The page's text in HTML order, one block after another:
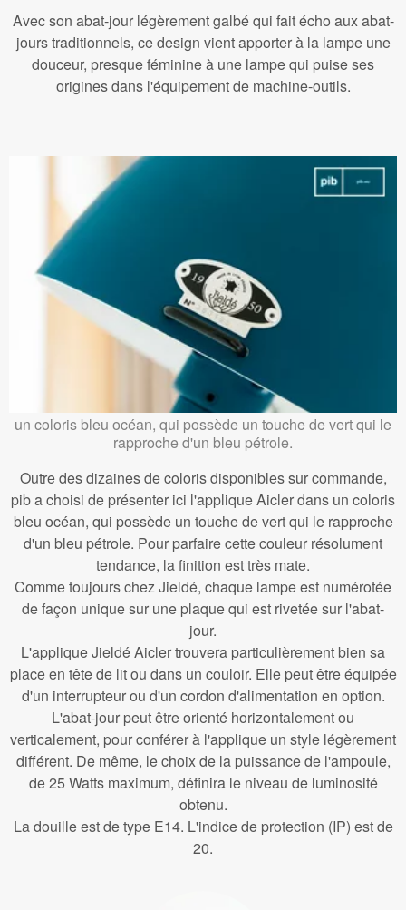
Avec son abat-jour légèrement galbé qui fait écho aux abat-
jours traditionnels, ce design vient apporter à la lampe une
douceur, presque féminine à une lampe qui puise ses
origines dans l'équipement de machine-outils.
un coloris bleu océan, qui possède un touche de vert qui le
rapproche d'un bleu pétrole.
Outre des dizaines de coloris disponibles sur commande,
pib a choisi de présenter ici l'applique Aicler dans un coloris
bleu océan, qui possède un touche de vert qui le rapproche
d'un bleu pétrole. Pour parfaire cette couleur résolument
tendance, la finition est très mate.
Comme toujours chez Jieldé, chaque lampe est numérotée
de façon unique sur une plaque qui est rivetée sur l'abat-
jour.
L'applique Jieldé Aicler trouvera particulièrement bien sa
place en tête de lit ou dans un couloir. Elle peut être équipée
d'un interrupteur ou d'un cordon d'alimentation en option.
L'abat-jour peut être orienté horizontalement ou
verticalement, pour conférer à l'applique un style légèrement
différent. De même, le choix de la puissance de l'ampoule,
de 25 Watts maximum, définira le niveau de luminosité
obtenu.
La douille est de type E14. L'indice de protection (IP) est de
20.